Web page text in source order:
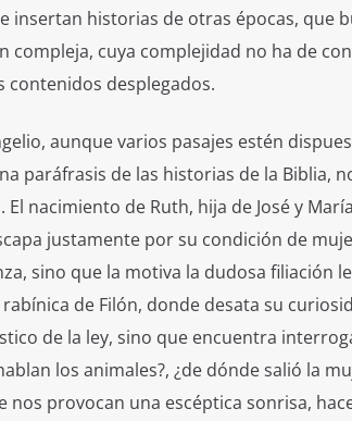
insertan historias de otras épocas, que
compleja, cuya complejidad no ha de
contenidos desplegados.
aunque varios pasajes estén
paráfrasis de las historias de la Biblia,
nacimiento de Ruth, hija de José y
justamente por su condición de
sino que la motiva la dudosa filiación
de Filón, donde desata su
de la ley, sino que encuentra
los animales?, ¿de dónde salió la
nos provocan una escéptica sonrisa,